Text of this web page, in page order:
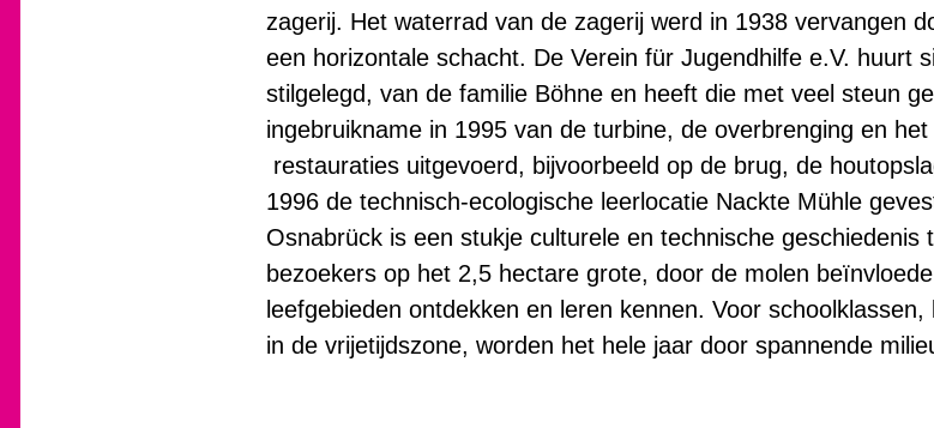
zagerij. Het waterrad van de zagerij werd in 1938 vervangen
een horizontale schacht. De Verein für Jugendhilfe e.V. huurt
stilgelegd, van de familie Böhne en heeft die met veel steun
ingebruikname in 1995 van de turbine, de overbrenging en
restauraties uitgevoerd, bijvoorbeeld op de brug, de
1996 de technisch-ecologische leerlocatie Nackte Mühle
Osnabrück is een stukje culturele en technische geschiedenis
bezoekers op het 2,5 hectare grote, door de molen
leefgebieden ontdekken en leren kennen. Voor
in de vrijetijdszone, worden het hele jaar door spannende